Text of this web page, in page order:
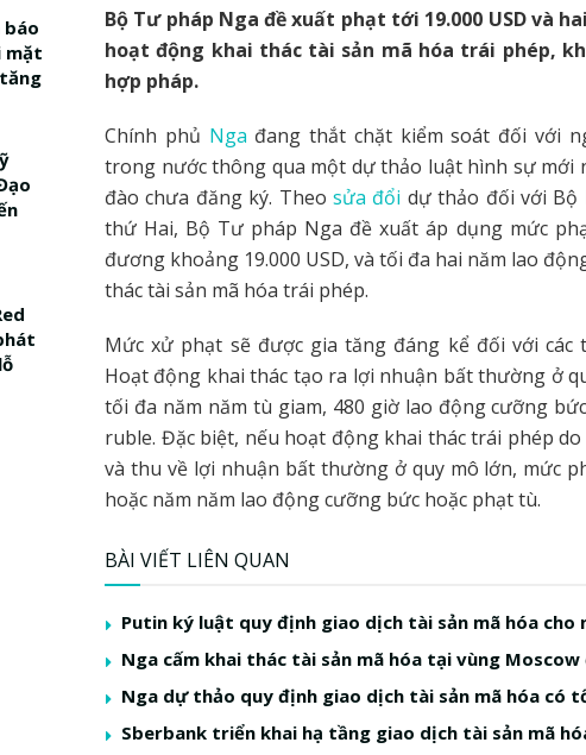
Bộ Tư pháp Nga đề xuất phạt tới 19.000 USD và
hoạt động khai thác tài sản mã hóa trái phép,
hợp pháp.
Chính phủ Nga đang thắt chặt kiểm soát đối với
trong nước thông qua một dự thảo luật hình sự mới
đào chưa đăng ký. Theo sửa đổi dự thảo đối với Bộ
thứ Hai, Bộ Tư pháp Nga đề xuất áp dụng mức
đương khoảng 19.000 USD, và tối đa hai năm lao
thác tài sản mã hóa trái phép.
Mức xử phạt sẽ được gia tăng đáng kể đối với
Hoạt động khai thác tạo ra lợi nhuận bất thường ở
tối đa năm năm tù giam, 480 giờ lao động cưỡng
ruble. Đặc biệt, nếu hoạt động khai thác trái phép
và thu về lợi nhuận bất thường ở quy mô lớn, mức
hoặc năm năm lao động cưỡng bức hoặc phạt tù.
BÀI VIẾT LIÊN QUAN
Putin ký luật quy định giao dịch tài sản mã hóa cho
Nga cấm khai thác tài sản mã hóa tại vùng Moscow
Nga dự thảo quy định giao dịch tài sản mã hóa có
Sberbank triển khai hạ tầng giao dịch tài sản mã
báo
mặt